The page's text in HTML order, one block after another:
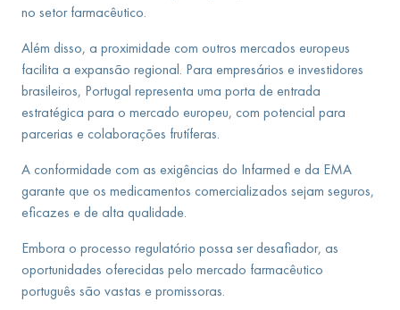
no setor farmacêutico.
Além disso, a proximidade com outros mercados europeus
facilita a expansão regional. Para empresários e investidores
brasileiros, Portugal representa uma porta de entrada
estratégica para o mercado europeu, com potencial para
parcerias e colaborações frutíferas.
A conformidade com as exigências do Infarmed e da EMA
garante que os medicamentos comercializados sejam seguros,
eficazes e de alta qualidade.
Embora o processo regulatório possa ser desafiador, as
oportunidades oferecidas pelo mercado farmacêutico
português são vastas e promissoras.